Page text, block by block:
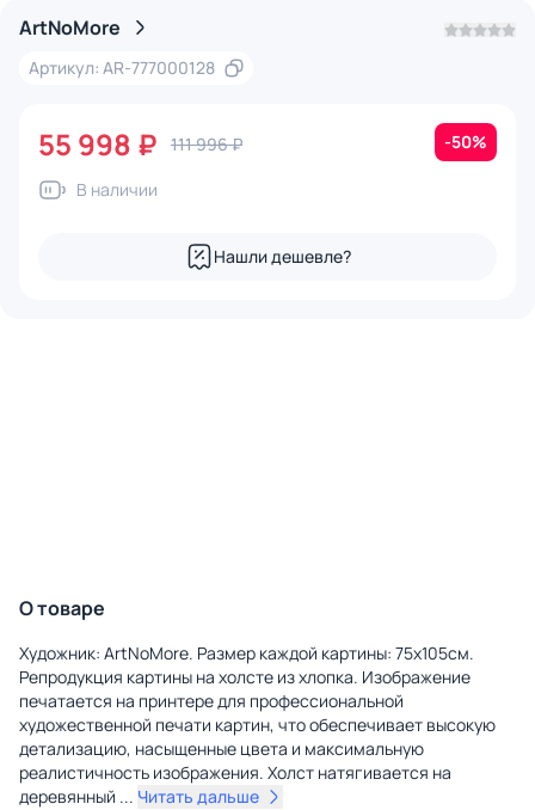
ArtNoMore
Артикул: AR-777000128
55 998 ₽ 111 996 ₽ -50%
В наличии
Нашли дешевле?
О товаре
Художник: ArtNoMore. Размер каждой картины: 75х105см.
Репродукция картины на холсте из хлопка. Изображение
печатается на принтере для профессиональной
художественной печати картин, что обеспечивает высокую
детализацию, насыщенные цвета и максимальную
реалистичность изображения. Холст натягивается на
деревянный ... Читать дальше